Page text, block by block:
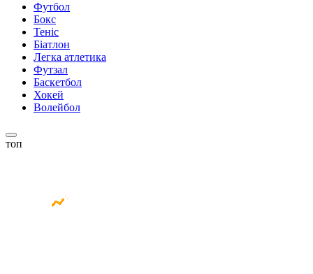
Футбол
Бокс
Теніс
Біатлон
Легка атлетика
Футзал
Баскетбол
Хокей
Волейбол
топ